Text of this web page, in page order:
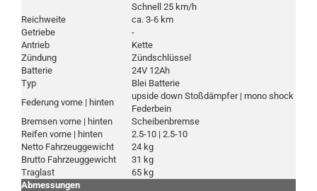
Schnell 25 km/h
Reichweite
ca. 3-6 km
Getriebe
-
Antrieb
Kette
Zündung
Zündschlüssel
Batterie
24V 12Ah
Typ
Blei Batterie
Federung vorne | hinten
upside down Stoßdämpfer | mono shock
Federbein
Bremsen vorne | hinten
Scheibenbremse
Reifen vorne | hinten
2.5-10 | 2.5-10
Netto Fahrzeuggewicht
24 kg
Brutto Fahrzeuggewicht
31 kg
Traglast
65 kg
Abmessungen